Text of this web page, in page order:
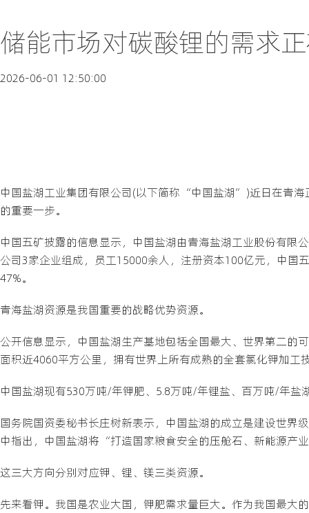
储能市场对碳酸锂的需求
2026-06-01 12:50:00
中国盐湖工业集团有限公司(以下简称“中国盐湖”)近日在青
的重要一步。
中国五矿披露的信息显示，中国盐湖由青海盐湖工业股份有
公司3家企业组成，员工15000余人，注册资本100亿元，中国
47%。
青海盐湖资源是我国重要的战略优势资源。
公开信息显示，中国盐湖生产基地包括全国最大、世界第二的
面积近4060平方公里，拥有世界上所有成熟的全套氯化钾加工
中国盐湖现有530万吨/年钾肥、5.8万吨/年锂盐、百万吨/年
国务院国资委秘书长庄树新表示，中国盐湖的成立是建设世界
中指出，中国盐湖将“打造国家粮食安全的压舱石、新能源产
这三大方向分别对应钾、锂、镁三类资源。
先来看钾。我国是农业大国，钾肥需求量巨大。作为我国最大